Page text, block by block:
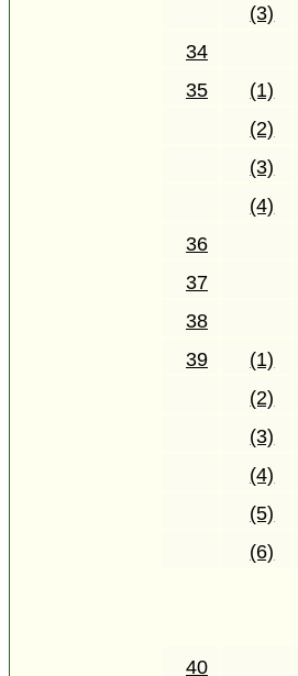
(3)
34
35
(1)
(2)
(3)
(4)
36
37
38
39
(1)
(2)
(3)
(4)
(5)
(6)
40